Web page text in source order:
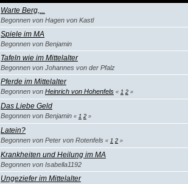
Warte Berg,...
Begonnen von Hagen von Kastl
Spiele im MA
Begonnen von Benjamin
Tafeln wie im Mittelalter
Begonnen von Johannes von der Pfalz
Pferde im Mittelalter
Begonnen von Heinrich von Hohenfels « 1 2 »
Das Liebe Geld
Begonnen von Benjamin « 1 2 »
Latein?
Begonnen von Peter von Rotenfels « 1 2 »
Krankheiten und Heilung im MA
Begonnen von Isabella1192
Ungeziefer im Mittelalter